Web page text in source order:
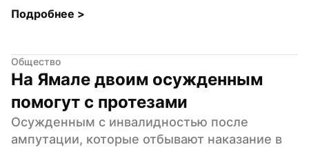
Подробнее >
Общество
На Ямале двоим осужденным
помогут с протезами
Осужденным с инвалидностью после
ампутации, которые отбывают наказание в